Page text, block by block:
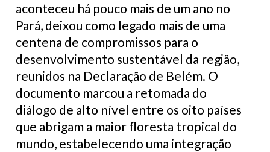
aconteceu há pouco mais de um ano no
Pará, deixou como legado mais de uma
centena de compromissos para o
desenvolvimento sustentável da região,
reunidos na Declaração de Belém. O
documento marcou a retomada do
diálogo de alto nível entre os oito países
que abrigam a maior floresta tropical do
mundo, estabelecendo uma integração